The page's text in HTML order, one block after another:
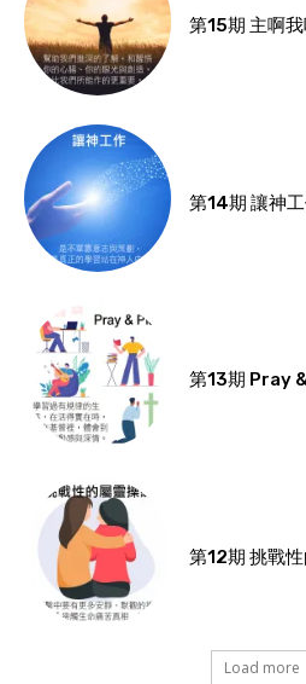
第15期 主啊
第14期 讓神
第13期 Pray
第12期 挑戰
Load more